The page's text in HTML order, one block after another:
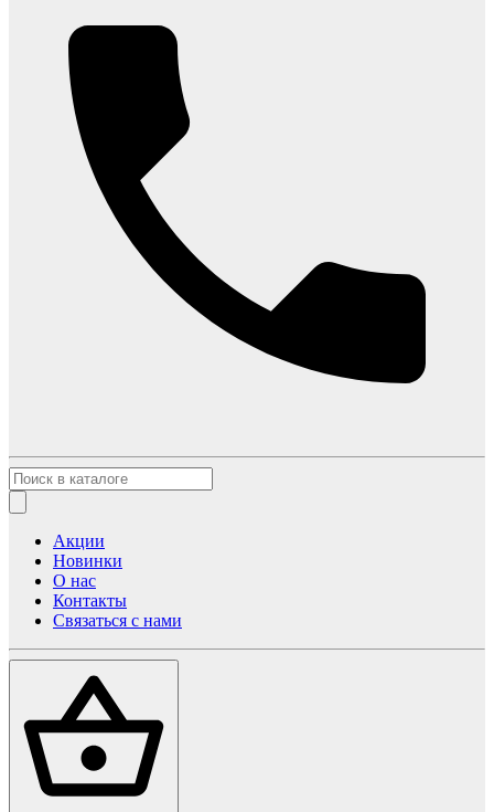
Акции
Новинки
О нас
Контакты
Связаться с нами